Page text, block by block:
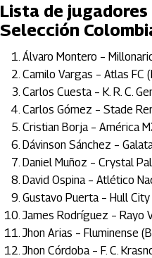
Lista de
Selección
Álvaro Montero –
Camilo Vargas – Atlas FC
Carlos Cuesta – K. R. C.
Carlos Gómez – Stade
Cristian Borja – América
Dávinson Sánchez –
Daniel Muñoz – Crystal
David Ospina – Atlético
Gustavo Puerta – Hull City
James Rodríguez – Rayo
Jhon Arias – Fluminense
Jhon Córdoba – F. C.